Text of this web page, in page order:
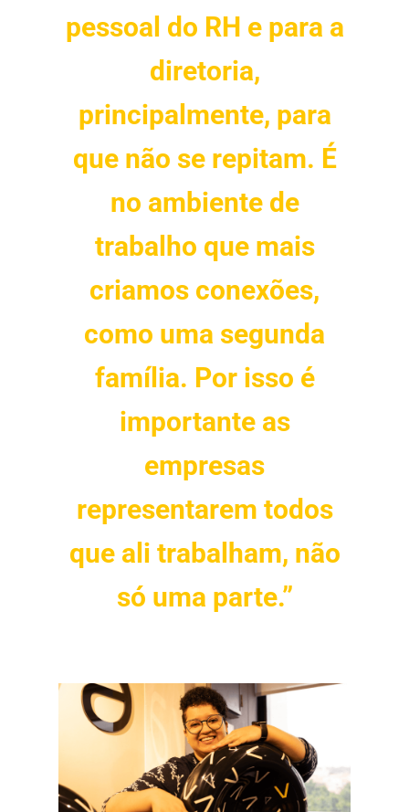
pessoal do RH e para a
diretoria,
principalmente, para
que não se repitam. É
no ambiente de
trabalho que mais
criamos conexões,
como uma segunda
família. Por isso é
importante as
empresas
representarem todos
que ali trabalham, não
só uma parte.”